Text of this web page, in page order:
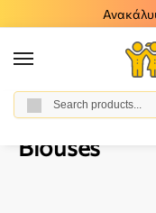
Home / Baby Boy /
Blouses